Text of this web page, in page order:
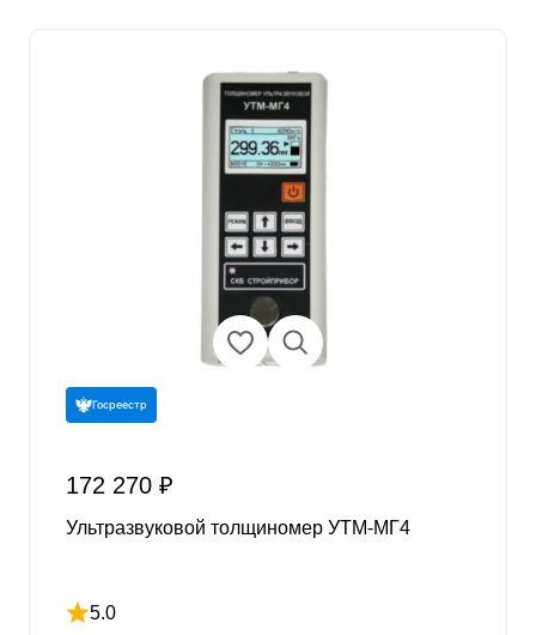
Госреестр
172 270 ₽
Ультразвуковой толщиномер УТМ-МГ4
5.0
Рейтинг 5 из 5